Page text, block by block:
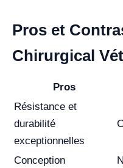
Pros et
Chirurgical
Pros
Résistance et
durabilité
exceptionnelles
Conception